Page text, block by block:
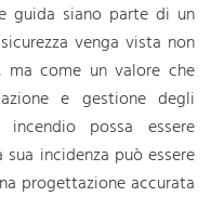
guida siano parte di un
venga vista non
come un valore che
e gestione degli
possa essere
incidenza può essere
progettazione accurata